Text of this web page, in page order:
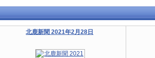
北鹿新聞 2021年2月28日